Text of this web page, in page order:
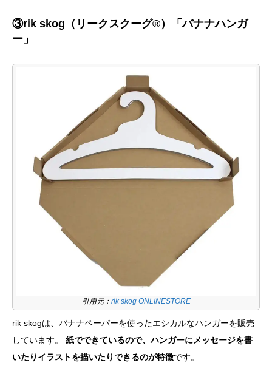
③rik skog（リークスクーグ®）「バナナハンガ
ー」
引用元： rik skog ONLINESTORE
rik skogは、バナナペーパーを使ったエシカルなハンガーを販売
しています。 紙でできているので、ハンガーにメッセージを書
いたりイラストを描いたりできるのが特徴です。